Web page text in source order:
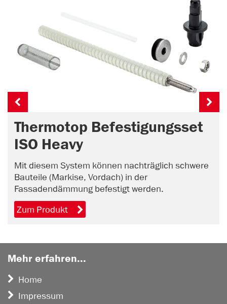
Thermotop Befestigungsset
ISO Heavy
Mit diesem System können nachträglich schwere
Bauteile (Markise, Vordach) in der
Fassadendämmung befestigt werden.
Zum Produkt
Mehr erfahren...
Home
Impressum